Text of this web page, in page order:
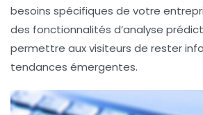
besoins spécifiques de votre
des fonctionnalités d’analyse
permettre aux visiteurs de rester
tendances émergentes.